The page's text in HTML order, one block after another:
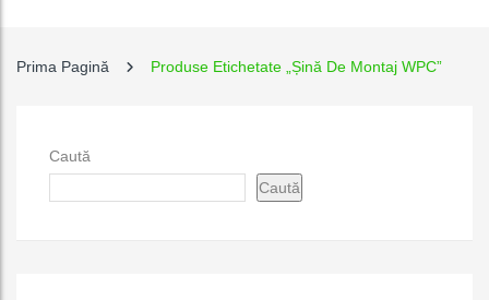
Prima Pagină Produse Etichetate „Șină De Montaj WPC”
Caută
Caută